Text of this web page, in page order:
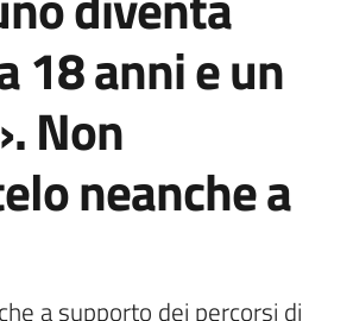
18 anni e un
Non
neanche a
a supporto dei percorsi di